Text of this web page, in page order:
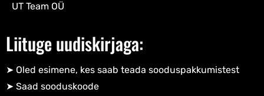
UT Team OÜ
Liituge uudiskirjaga:
➤ Oled esimene, kes saab teada sooduspakkumistest
➤ Saad sooduskoode​